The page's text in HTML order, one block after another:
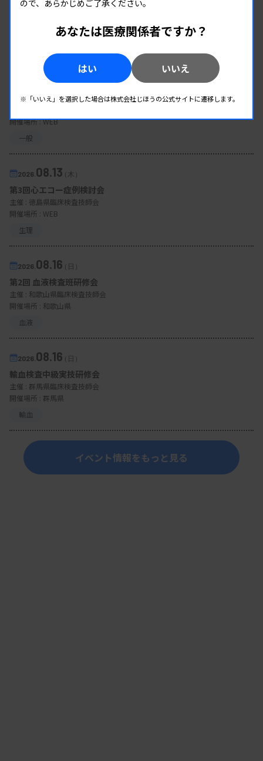
EVENT
イベント情報
08.12（水）
臨床一般検査部門研修会
開催場所 : WEB
一般
2026. 08.13（木）
第3回心エコー症例検討会
主催 : 徳島県臨床検査技師会
開催場所 : WEB
生理
2026. 08.16（日）
第2回 血液検査班研修会
主催 : 和歌山県臨床検査技師会
開催場所 : 和歌山県
血液
2026. 08.16（日）
輸血検査中級実技研修会
主催 : 群馬県臨床検査技師会
開催場所 : 群馬県
輸血
イベント情報をもっと見る
ので、あらかじめご了承ください。
あなたは医療関係者ですか？
はい いいえ
※「いいえ」を選択した場合は株式会社じほうの公式サイトに遷移します。